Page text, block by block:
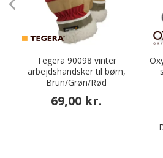
Tegera 90098 vinter
arbejdshandsker til børn,
Brun/Grøn/Rød
69,00 kr.